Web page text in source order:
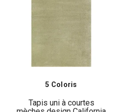
5 Coloris
Tapis uni à courtes